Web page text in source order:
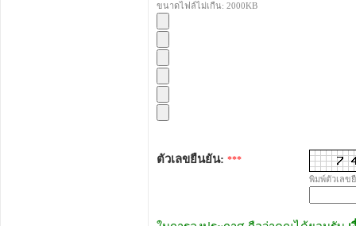
ขนาดไฟล์ไม่เกืน: 2000KB
ตัวเลขยืนยัน: ***
พิมพ์ตัวเลข